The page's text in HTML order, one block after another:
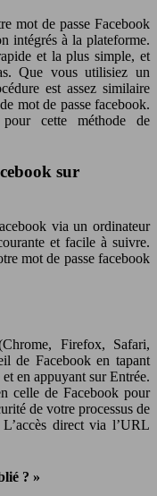
mot de passe Facebook
intégrés à la plateforme.
et la plus simple, et
Que vous utilisiez un
est assez similaire
mot de passe facebook.
cette méthode de
sur
via un ordinateur
et facile à suivre.
mot de passe facebook
Firefox, Safari,
de Facebook en tapant
en appuyant sur Entrée.
celle de Facebook pour
de votre processus de
direct via l’URL
? »